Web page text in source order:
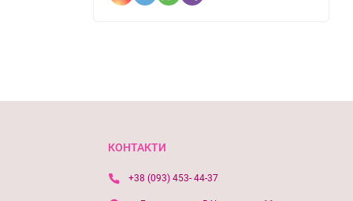
КОНТАКТИ
+38 (093) 453- 44-37